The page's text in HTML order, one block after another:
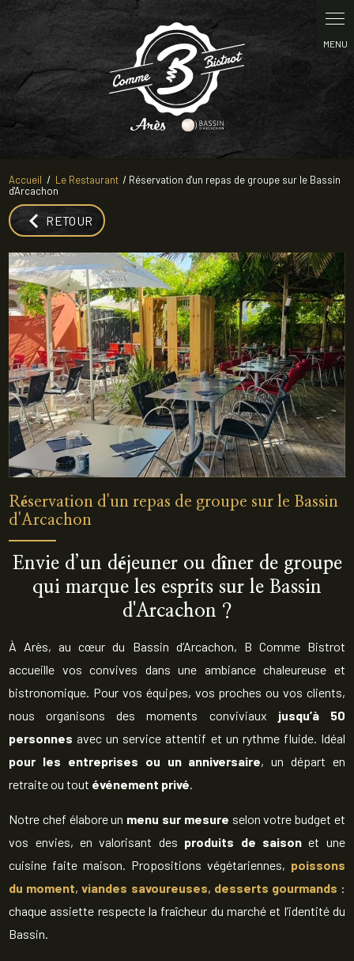
Accueil Le Restaurant
Réservation d'un repas de groupe sur le Bassin
d'Arcachon
RETOUR
Réservation d'un repas de groupe sur le Bassin
d'Arcachon
Envie d’un déjeuner ou dîner de groupe
qui marque les esprits sur le Bassin
d'Arcachon ?
À Arès, au cœur du Bassin d’Arcachon, B Comme Bistrot
accueille vos convives dans une ambiance chaleureuse et
bistronomique. Pour vos équipes, vos proches ou vos clients,
nous organisons des moments conviviaux jusqu’à 50
personnes avec un service attentif et un rythme fluide. Idéal
pour les entreprises ou un anniversaire, un départ en
retraite ou tout événement privé
Notre chef élabore un menu sur mesure selon votre budget et
vos envies, en valorisant des produits de saison et une
cuisine faite maison. Propositions végétariennes, poissons
du moment,viandes savoureuses, desserts gourmands :
chaque assiette respecte la fraîcheur du marché et l’identité du
Bassin.
Panneau de gestion des cookies